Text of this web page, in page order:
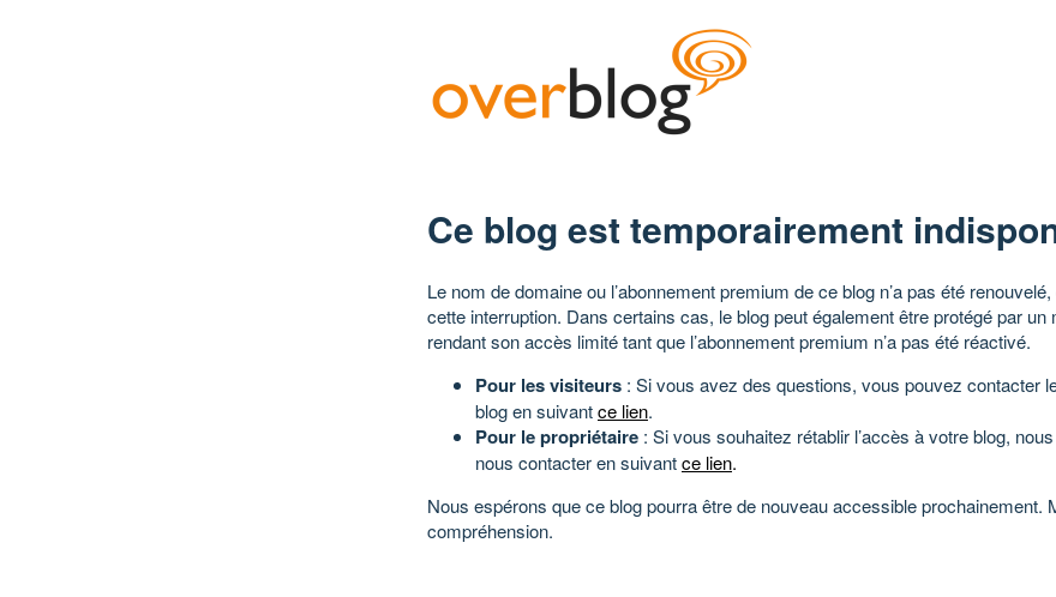
Ce blog est temporairement
Le nom de domaine ou l’abonnement premium de ce blog n’a pas été
cette interruption. Dans certains cas, le blog peut également être protégé par un
rendant son accès limité tant que l’abonnement premium n’a pas été réactivé.
Pour les visiteurs : Si vous avez des questions, vous pouvez contacter
blog en suivantce lien.
Pour le propriétaire : Si vous souhaitez rétablir l’accès à votre blog,
nous contacter en suivantce lien.
Nous espérons que ce blog pourra être de nouveau accessible prochainement.
compréhension.